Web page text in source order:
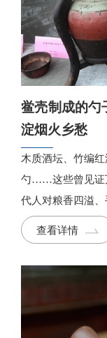
鲎壳制成的勺
淀烟火乡愁
木质酒坛、竹编
勺……这些曾见证
代人对粮香四溢
件恰似一把把钥
的时光通道，在
查看详情